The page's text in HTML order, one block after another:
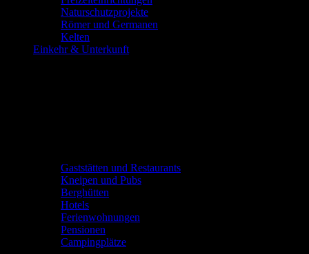
Naturschutzprojekte
Römer und Germanen
Kelten
Einkehr & Unterkunft
Gaststätten und Restaurants
Kneipen und Pubs
Berghütten
Hotels
Ferienwohnungen
Pensionen
Campingplätze